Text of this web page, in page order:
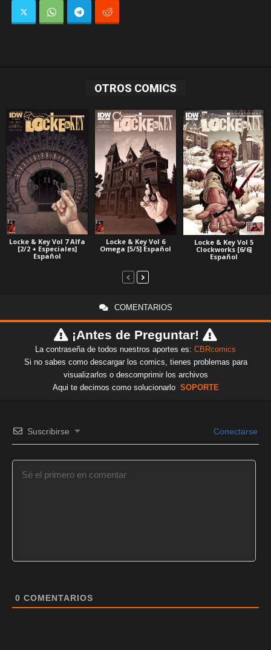
OTROS COMICS
Locke & Key Vol 7 Alfa
[2/2 + Especiales]
Español
Locke & Key Vol 6
Omega [5/5] Español
Locke & Key Vol 5
Clockworks [6/6]
Español
COMENTARIOS
¡Antes de Preguntar!
La contraseña de todos nuestros aportes es: CBRcomics
Si no sabes como descargar los comics, tienes problemas para
visualizarlos o descomprimir los archivos
Aqui te decimos como solucionarlo SOPORTE
Suscribirse Conectarse
0 COMENTARIOS